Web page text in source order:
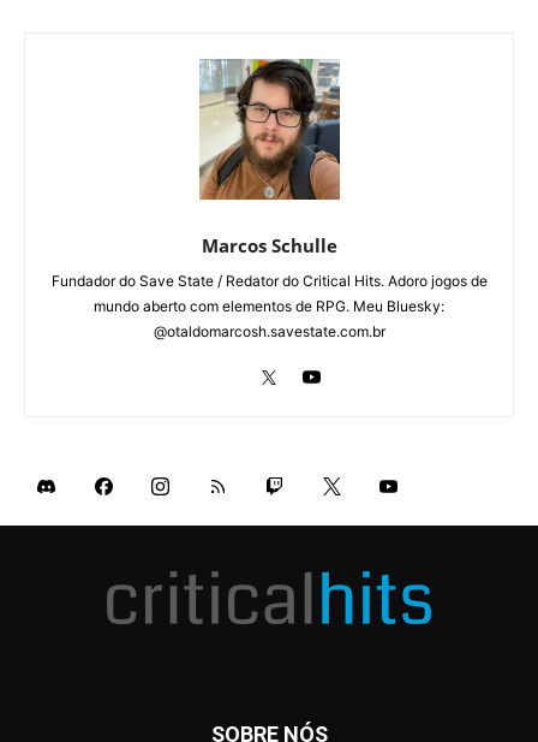
Marcos Schulle
Fundador do Save State / Redator do Critical Hits. Adoro jogos de
mundo aberto com elementos de RPG. Meu Bluesky:
@otaldomarcosh.savestate.com.br
SOBRE NÓS